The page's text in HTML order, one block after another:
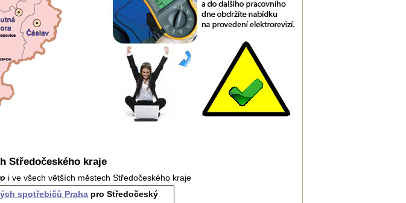
Středočeského kraje
i ve všech větších městech Středočeského kraje
spotřebičů Praha pro Středočeský